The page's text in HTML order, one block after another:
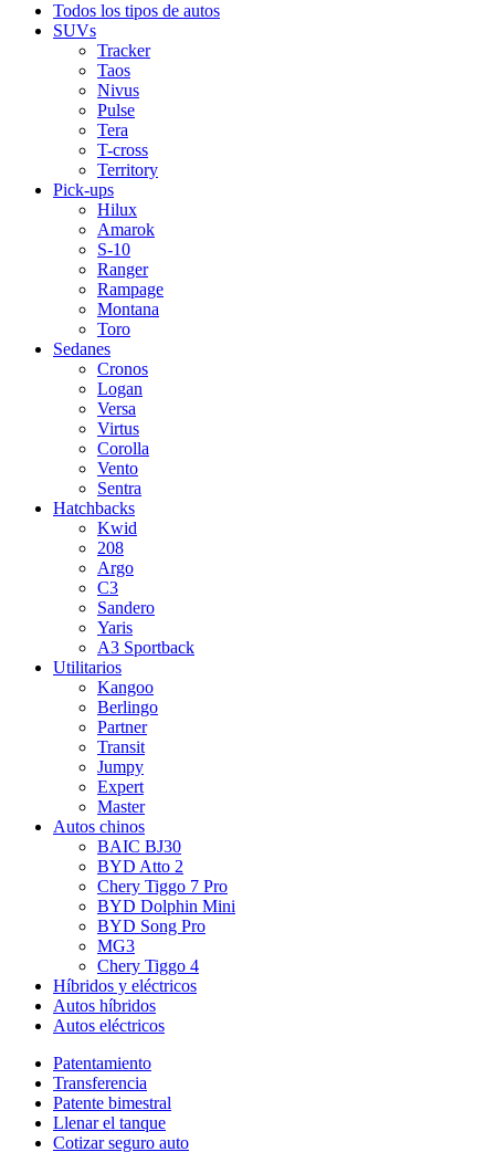
Todos los tipos de autos
SUVs
Tracker
Taos
Nivus
Pulse
Tera
T-cross
Territory
Pick-ups
Hilux
Amarok
S-10
Ranger
Rampage
Montana
Toro
Sedanes
Cronos
Logan
Versa
Virtus
Corolla
Vento
Sentra
Hatchbacks
Kwid
208
Argo
C3
Sandero
Yaris
A3 Sportback
Utilitarios
Kangoo
Berlingo
Partner
Transit
Jumpy
Expert
Master
Autos chinos
BAIC BJ30
BYD Atto 2
Chery Tiggo 7 Pro
BYD Dolphin Mini
BYD Song Pro
MG3
Chery Tiggo 4
Híbridos y eléctricos
Autos híbridos
Autos eléctricos
Patentamiento
Transferencia
Patente bimestral
Llenar el tanque
Cotizar seguro auto